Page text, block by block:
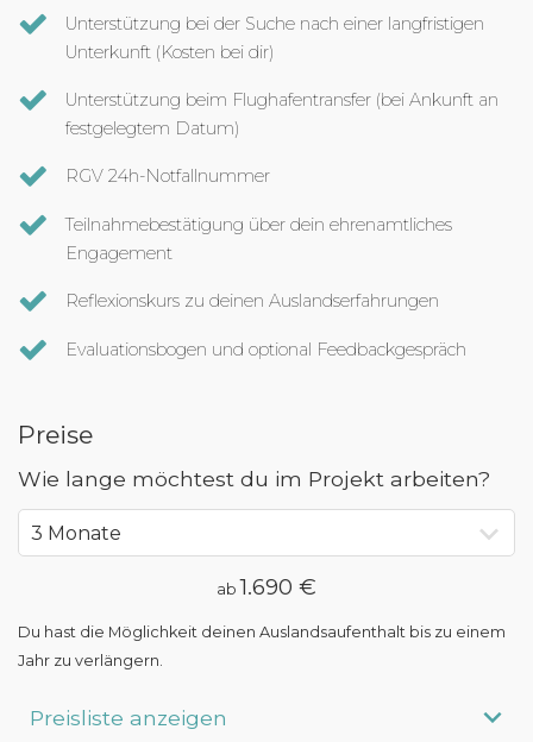
Unterstützung bei der Suche nach einer langfristigen
Unterkunft (Kosten bei dir)
Unterstützung beim Flughafentransfer (bei Ankunft an
festgelegtem Datum)
RGV 24h-Notfallnummer
Teilnahmebestätigung über dein ehrenamtliches
Engagement
Reflexionskurs zu deinen Auslandserfahrungen
Evaluationsbogen und optional Feedbackgespräch
Preise
Wie lange möchtest du im Projekt arbeiten?
ab1.690 €
Du hast die Möglichkeit deinen Auslandsaufenthalt bis zu einem
Jahr zu verlängern.
Preisliste anzeigen